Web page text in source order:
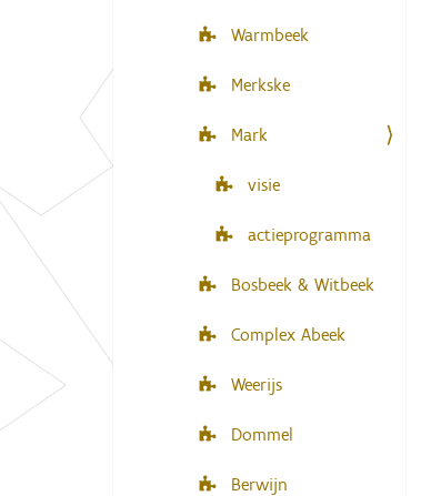
Warmbeek
Merkske
Mark
visie
actieprogramma
Bosbeek & Witbeek
Complex Abeek
Weerijs
Dommel
Berwijn